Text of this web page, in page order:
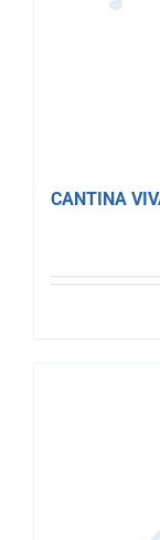
CANTINA